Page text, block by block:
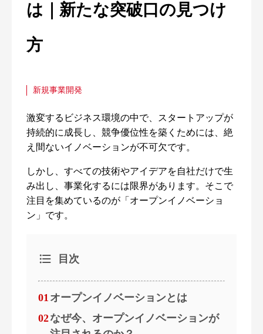
は｜新たな突破口の見つけ
方
新規事業開発
激変するビジネス環境の中で、スタートアップが
持続的に成長し、競争優位性を築くためには、絶
え間ないイノベーションが不可欠です。
しかし、すべての技術やアイデアを自社だけで生
み出し、事業化するには限界があります。そこで
注目を集めているのが「オープンイノベーショ
ン」です。
目次
01 オープンイノベーションとは
02なぜ今、オープンイノベーションが